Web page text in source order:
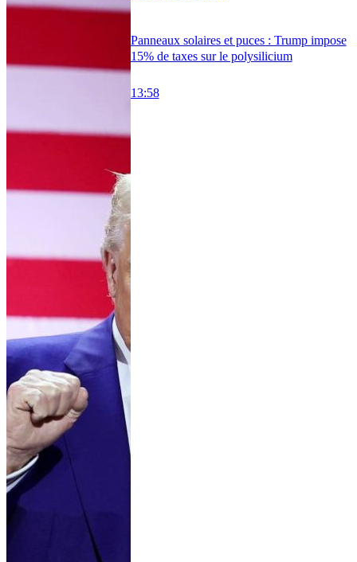
Panneaux solaires et puces : Trump impose
15% de taxes sur le polysilicium
13:58